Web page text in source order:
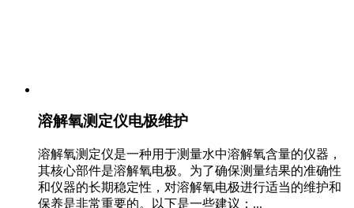
溶解氧测定仪电极维护
溶解氧测定仪是一种用于测量水中溶解氧含量的仪器，
其核心部件是溶解氧电极。为了确保测量结果的准确性
和仪器的长期稳定性，对溶解氧电极进行适当的维护和
保养是非常重要的。以下是一些建议：...